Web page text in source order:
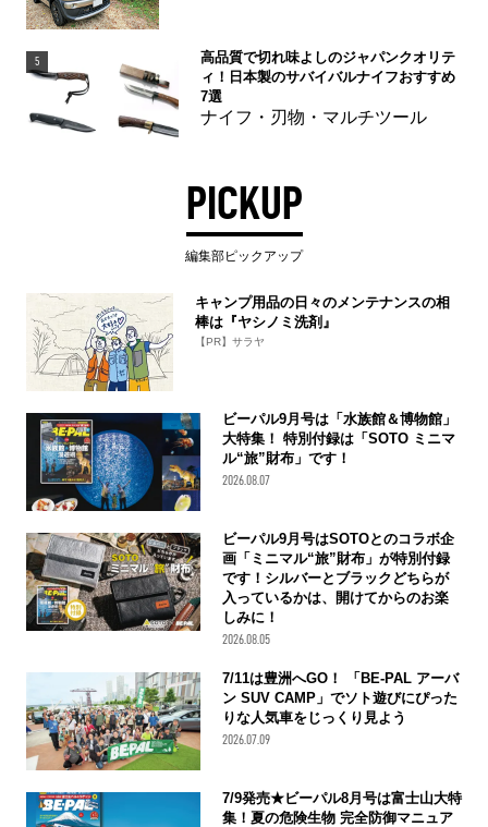
5
高品質で切れ味よしのジャパンクオリテ
ィ！日本製のサバイバルナイフおすすめ
7選
ナイフ・刃物・マルチツール
PICKUP
編集部ピックアップ
キャンプ用品の日々のメンテナンスの相
棒は『ヤシノミ洗剤』
【PR】サラヤ
ビーパル9月号は「水族館＆博物館」
大特集！ 特別付録は「SOTO ミニマ
ル“旅”財布」です！
2026.08.07
ビーパル9月号はSOTOとのコラボ企
画「ミニマル“旅”財布」が特別付録
です！シルバーとブラックどちらが
入っているかは、開けてからのお楽
しみに！
2026.08.05
7/11は豊洲へGO！ 「BE-PAL アーバ
ン SUV CAMP」でソト遊びにぴった
りな人気車をじっくり見よう
2026.07.09
7/9発売★ビーパル8月号は富士山大特
集！夏の危険生物 完全防御マニュア